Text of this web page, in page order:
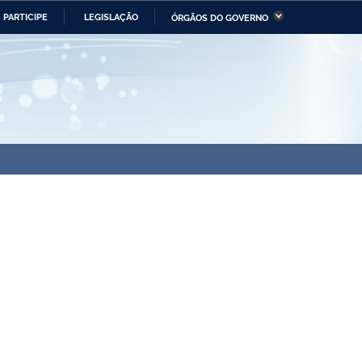
PARTICIPE LEGISLAÇÃO ÓRGÃOS DO GOVERNO
da Economia Ministério da Infraestrutura